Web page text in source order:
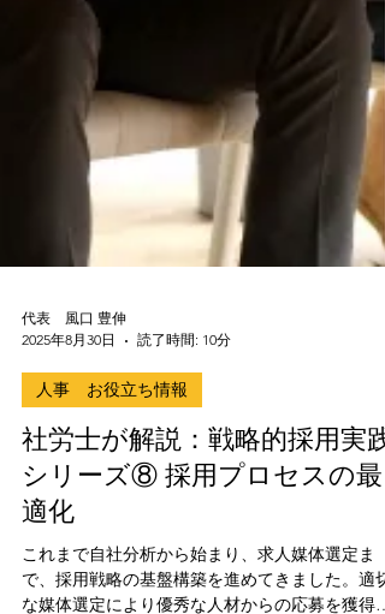
代表 風口 豊伸
2025年8月30日
人事 お役立ち情報
社労士が解説：戦略的採用実践